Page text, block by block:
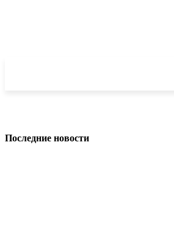
Последние новости